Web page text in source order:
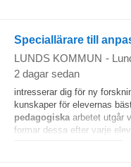
Speciallärare till
LUNDS KOMMUN -
2 dagar sedan
intresserar dig för ny
kunskaper för elevernas
pedagogiskaarbetet utgår
formar dessa efter varje